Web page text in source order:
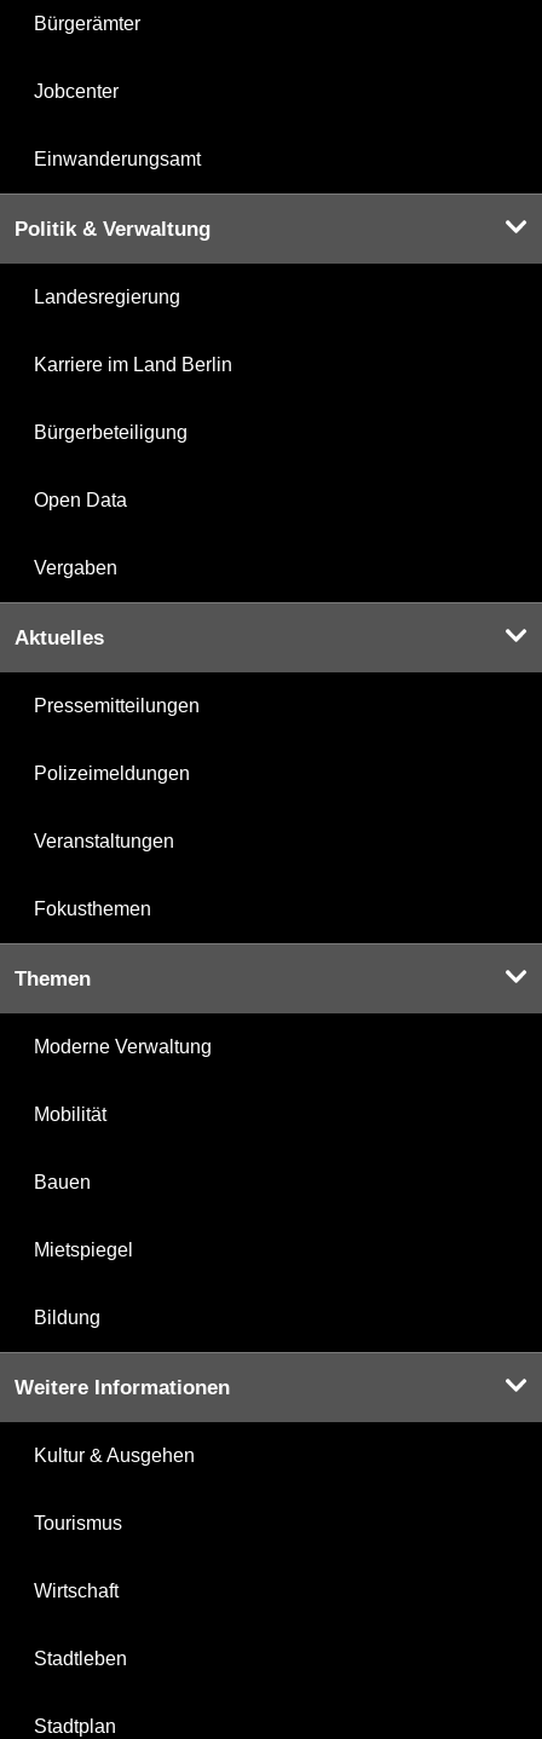
Bürgerämter
Jobcenter
Einwanderungsamt
Politik & Verwaltung
Landesregierung
Karriere im Land Berlin
Bürgerbeteiligung
Open Data
Vergaben
Aktuelles
Pressemitteilungen
Polizeimeldungen
Veranstaltungen
Fokusthemen
Themen
Moderne Verwaltung
Mobilität
Bauen
Mietspiegel
Bildung
Weitere Informationen
Kultur & Ausgehen
Tourismus
Wirtschaft
Stadtleben
Stadtplan